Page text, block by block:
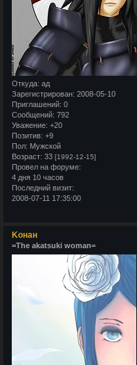
Откуда: ад
Зарегистрирован: 2008-05-10
Приглашений: 0
Сообщений: 792
Уважение: +20
Позитив: +9
Пол: Мужской
Возраст: 33 [1992-12-15]
Провел на форуме:
4 дня 10 часов
Последний визит:
2008-07-11 17:35:00
Kонан
=The akatsuki woman=